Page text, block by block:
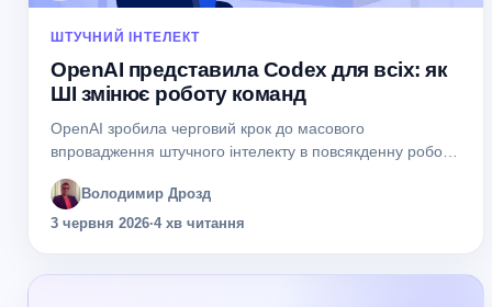
ШТУЧНИЙ ІНТЕЛЕКТ
OpenAI представила Codex для всіх: як
ШІ змінює роботу команд
OpenAI зробила черговий крок до масового
впровадження штучного інтелекту в повсякденну роботу.
Codex — інструмента, який раніше асоціювався
переважно з програмуванням. Тепер...
Володимир Дрозд
3 червня 2026·4 хв читання